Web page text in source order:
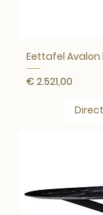
Eettafel Avalon
Prijs
€ 2.521,00